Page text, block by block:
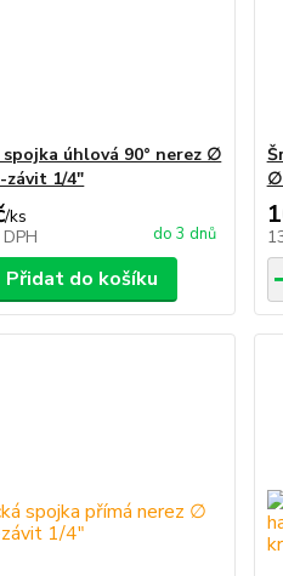
úhlová 90° nerez ∅
závit 1/4"
/ks
do 3 dnů
Přidat do košíku
∅